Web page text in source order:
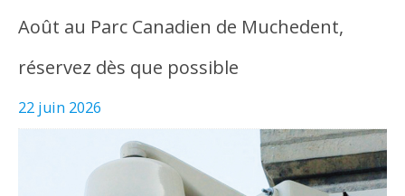
Août au Parc Canadien de Muchedent,
réservez dès que possible
22 juin 2026